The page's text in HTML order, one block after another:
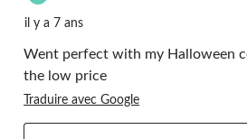
il y a 7 ans
Went perfect with my Halloween
the low price
Traduire avec Google